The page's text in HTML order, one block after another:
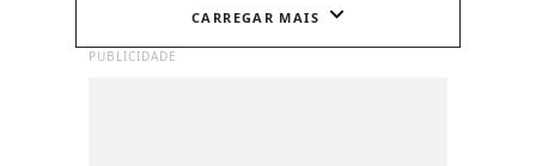
CARREGAR MAIS
PUBLICIDADE